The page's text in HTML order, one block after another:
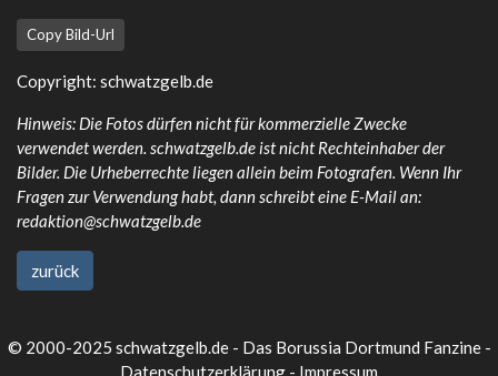
Copy Bild-Url
Copyright: schwatzgelb.de
Hinweis: Die Fotos dürfen nicht für kommerzielle Zwecke
verwendet werden. schwatzgelb.de ist nicht Rechteinhaber der
Bilder. Die Urheberrechte liegen allein beim Fotografen. Wenn Ihr
Fragen zur Verwendung habt, dann schreibt eine E-Mail an:
redaktion@schwatzgelb.de
zurück
© 2000-2025 schwatzgelb.de - Das Borussia Dortmund Fanzine -
Datenschutzerklärung - Impressum